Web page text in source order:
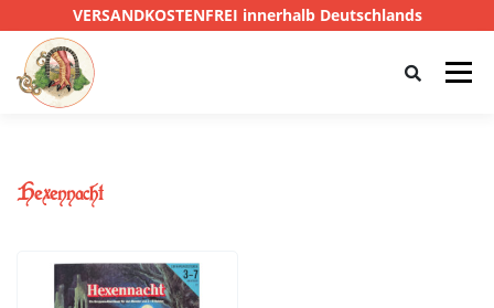
VERSANDKOSTENFREI innerhalb Deutschlands
Menü
Hexennacht